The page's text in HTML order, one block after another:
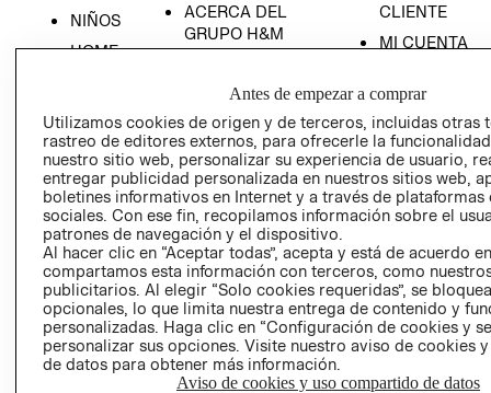
NIÑOS
HOME
ACERCA DEL
GRUPO H&M
SOCIAL
PRENSA
RELACIÓN CON
INVERSIONISTAS
POLÍTICA
EMPRESARIAL
CLIENTE
MI CUENTA
TIENDAS
- RETIRO EN
TIENDA
TÉRMINOS Y
CONDICIONES
AVISO DE
PRIVACIDAD
GIFT CARD
AVISO DE
COOKIES
Antes de empezar a comprar
Utilizamos cookies de origen y de terceros, incluidas otras
rastreo de editores externos, para ofrecerle la
nuestro sitio web, personalizar su experiencia de usuario,
entregar publicidad personalizada en nuestros sitios web,
boletines informativos en Internet y a través de plataformas
sociales. Con ese fin, recopilamos información sobre el
patrones de navegación y el dispositivo.
Al hacer clic en “Aceptar todas”, acepta y está de acuerdo
compartamos esta información con terceros, como
publicitarios. Al elegir “Solo cookies requeridas”, se
opcionales, lo que limita nuestra entrega de contenido y
personalizadas. Haga clic en “Configuración de cookies y
personalizar sus opciones. Visite nuestro aviso de cookies
de datos para obtener más información.
Aviso de cookies y uso compartido de datos